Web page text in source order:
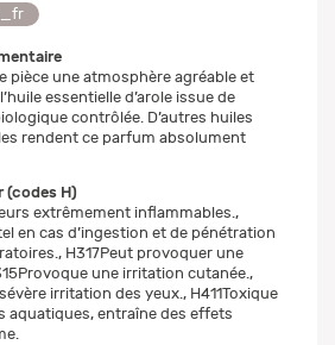
pièce une atmosphère agréable et
essentielle d’arole issue de
contrôlée. D’autres huiles
rendent ce parfum absolument
(codes H)
extrêmement inflammables.,
en cas d’ingestion et de pénétration
H317Peut provoquer une
une irritation cutanée.,
irritation des yeux., H411Toxique
aquatiques, entraîne des effets